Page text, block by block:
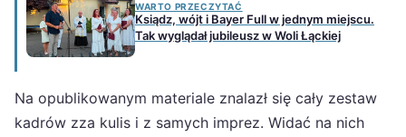
WARTO PRZECZYTAĆ
Ksiądz, wójt i Bayer Full w jednym miejscu.
Tak wyglądał jubileusz w Woli Łąckiej
Na opublikowanym materiale znalazł się cały zestaw
kadrów zza kulis i z samych imprez. Widać na nich